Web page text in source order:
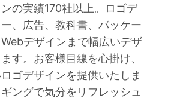
の実績170社以上。ロゴデ
、広告、教科書、パッケー
デザインまで幅広いデザ
す。お客様目線を心掛け、
ゴデザインを提供いたしま
ングで気分をリフレッシュ